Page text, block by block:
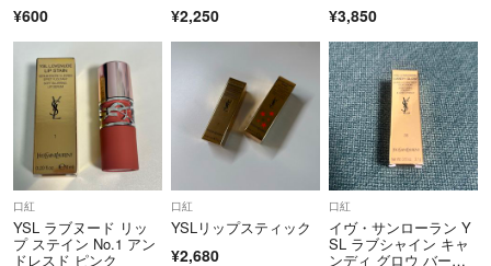
¥600 ¥2,250 ¥3,850
口紅
YSL ラブヌード リッ
プ ステイン No.1 アン
ドレスド ピンク
口紅
YSLリップスティック
¥2,680
口紅
イヴ・サンローラン Y
SL ラブシャイン キャ
ンディ グロウ バー